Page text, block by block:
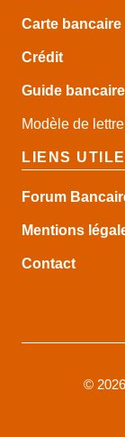
Carte bancaire
Crédit
Guide bancaire
Modèle de lettre
LIENS
Forum
Mentions
Contact
©